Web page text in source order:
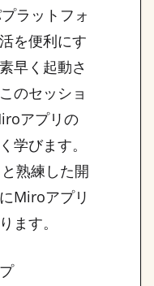
ラットフォ
を便利にす
早く起動さ
のセッショ
アプリの
学びます。
熟練した開
Miroアプリ
ます。